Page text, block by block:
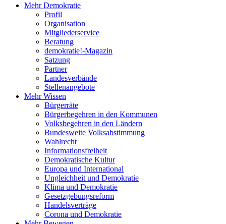
Mehr Demokratie
Profil
Organisation
Mitgliederservice
Beratung
demokratie!-Magazin
Satzung
Partner
Landesverbände
Stellenangebote
Mehr Wissen
Bürgerräte
Bürgerbegehren in den Kommunen
Volksbegehren in den Ländern
Bundesweite Volksabstimmung
Wahlrecht
Informationsfreiheit
Demokratische Kultur
Europa und International
Ungleichheit und Demokratie
Klima und Demokratie
Gesetzgebungsreform
Handelsverträge
Corona und Demokratie